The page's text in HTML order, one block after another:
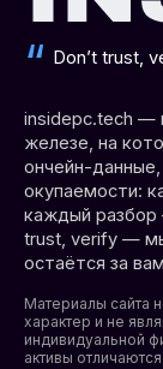
Don’t trust,
insidepc.tech —
железе, на
ончейн-
окупаемости:
каждый разбор
trust, verify —
остаётся за
Материалы сайта
характер и не
индивидуальной
активы